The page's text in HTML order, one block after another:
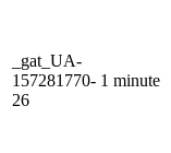
_gat_UA-
157281770-
26
1 minute